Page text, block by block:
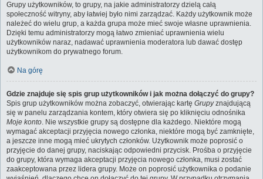
Grupy użytkowników, to grupy, na jakie administratorzy dzielą całą
społeczność witryny, aby łatwiej było nimi zarządzać. Każdy użytkownik może
należeć do wielu grup, a każda grupa może mieć swoje własne uprawnienia.
Dzięki temu administratorzy mogą łatwo zmieniać uprawnienia wielu
użytkowników naraz, nadawać uprawnienia moderatora lub dawać dostęp
użytkownikom do prywatnego forum.
Na górę
Gdzie znajduje się spis grup użytkowników i jak można dołączyć do grupy?
Spis grup użytkowników można zobaczyć, otwierając kartę Grupyznajdującą
się w panelu zarządzania kontem, który otwiera się po kliknięciu odnośnika
Moje konto. Nie wszystkie grupy są dostępne dla każdego. Niektóre mogą
wymagać akceptacji przyjęcia nowego członka, niektóre mogą być zamknięte,
a jeszcze inne mogą mieć ukrytych członków. Użytkownik może poprosić o
przyjęcie do danej grupy, naciskając odpowiedni przycisk. Prośba o przyjęcie
do grupy, która wymaga akceptacji przyjęcia nowego członka, musi zostać
zaakceptowana przez lidera grupy. Może on poprosić użytkownika o podanie